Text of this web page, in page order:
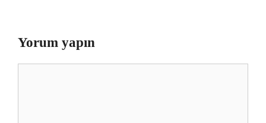
Yorum yapın